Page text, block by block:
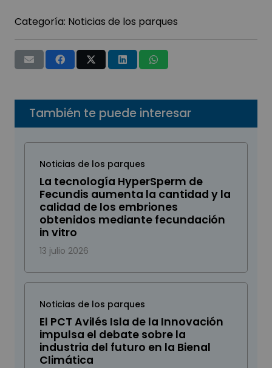
Categoría: Noticias de los parques
También te puede interesar
Noticias de los parques
La tecnología HyperSperm de
Fecundis aumenta la cantidad y la
calidad de los embriones
obtenidos mediante fecundación
in vitro
13 julio 2026
Noticias de los parques
El PCT Avilés Isla de la Innovación
impulsa el debate sobre la
industria del futuro en la Bienal
Climática